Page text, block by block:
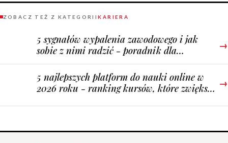
ZOBACZ TEŻ Z KATEGORIIKARIERA
5 sygnałów wypalenia zawodowego i jak
sobie z nimi radzić - poradnik dla
zapracowanych
→
5 najlepszych platform do nauki online w
2026 roku - ranking kursów, które zwiększą →